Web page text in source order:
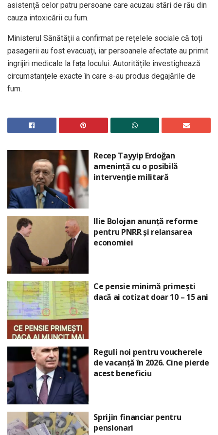
asistență celor patru persoane care acuzau stări de rău din
cauza intoxicării cu fum.
Ministerul Sănătății a confirmat pe rețelele sociale că toți
pasagerii au fost evacuați, iar persoanele afectate au primit
îngrijiri medicale la fața locului. Autoritățile investighează
circumstanțele exacte în care s-au produs degajările de
fum.
Recep Tayyip Erdoğan
amenință cu o posibilă
intervenție militară
Ilie Bolojan anunță reforme
pentru PNRR și relansarea
economiei
Ce pensie minimă primești
dacă ai cotizat doar 10 – 15 ani
Reguli noi pentru voucherele
de vacanță în 2026. Cine pierde
acest beneficiu
Sprijin financiar pentru
pensionari